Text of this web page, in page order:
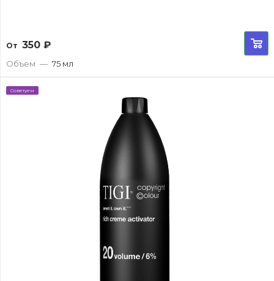
От 350 ₽
Объем — 75 мл
Советуем